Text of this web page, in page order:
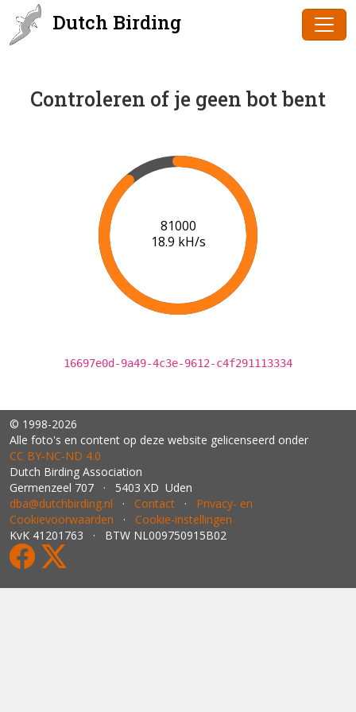
Dutch Birding
Controleren of je geen bot bent
83000
19.1 kH/s
16697e0d-9a49-4c3e-9612-c4f291113334
© 1998-2026
Alle foto's en content op deze website gelicenseerd onder
CC BY‑NC‑ND 4.0
Dutch Birding Association
Germenzeel 707 · 5403 XD Uden
dba@dutchbirding.nl · Contact · Privacy- en
Cookievoorwaarden · Cookie-instellingen
KvK 41201763 · BTW NL009750915B02